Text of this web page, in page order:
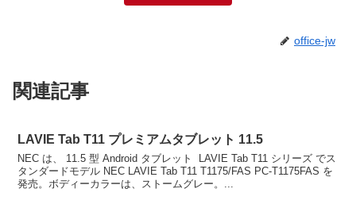
office-jw
関連記事
LAVIE Tab T11 プレミアムタブレット 11.5
NEC は、 11.5 型 Android タブレット LAVIE Tab T11 シリーズ でス
タンダードモデル NEC LAVIE Tab T11 T1175/FAS PC-T1175FAS を
発売。ボディーカラーは、ストームグレー。...